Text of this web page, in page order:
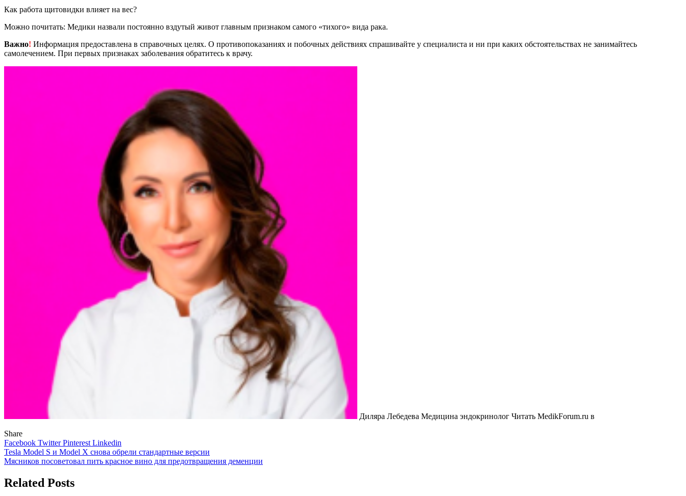
Как работа щитовидки влияет на вес?
Можно почитать: Медики назвали постоянно вздутый живот главным признаком самого «тихого» вида рака.
Важно! Информация предоставлена в справочных целях. О противопоказаниях и побочных действиях спрашивайте у специалиста и ни при каких обстоятельствах не занимайтесь
самолечением. При первых признаках заболевания обратитесь к врачу.
Диляра Лебедева Медицина эндокринолог Читать MedikForum.ru в
Share
Facebook TwitterPinterest Linkedin
Навигация
по
записям
Tesla Model S и Model X снова обрели стандартные версии
Мясников посоветовал пить красное вино для предотвращения деменции
Related Posts